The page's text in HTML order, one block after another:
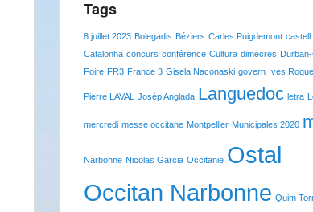
Tags
8 juillet 2023 Bolegadis Béziers Carles Puigdemont castell
Catalonha concurs conférence Cultura dimecres
Foire FR3 France 3 Gisela Naconaski govern Ives
Pierre LAVAL Josèp Anglada Languedoc letra
mercredi messe occitane Montpellier Municipales 2020
Narbonne Nicolas Garcia Occitanie Ostal
Occitan Narbonne Quim